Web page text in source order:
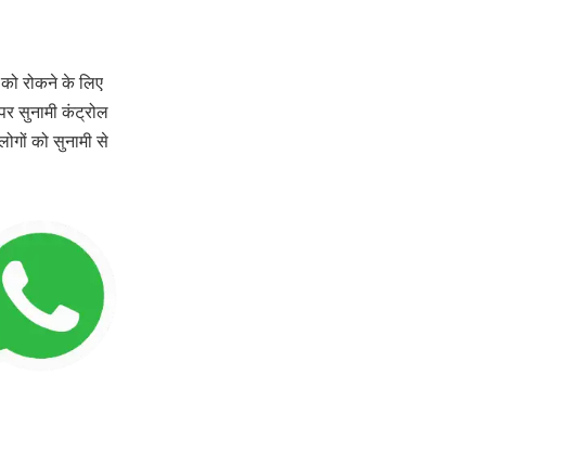
को रोकने के लिए
सुनामी कंट्रोल
को सुनामी से